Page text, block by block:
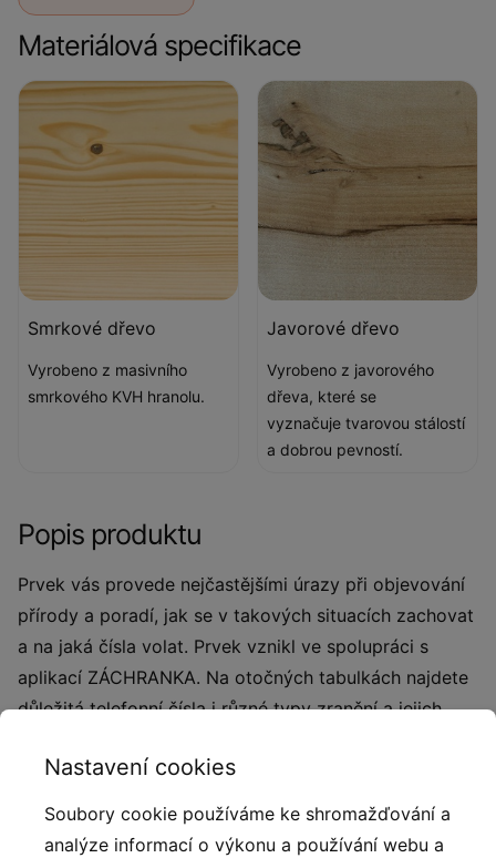
Materiálová specifikace
Smrkové dřevo
Vyrobeno z masivního
smrkového KVH hranolu.
Javorové dřevo
Vyrobeno z javorového
dřeva, které se
vyznačuje tvarovou stálostí
a dobrou pevností.
Popis produktu
Prvek vás provede nejčastějšími úrazy při objevování
přírody a poradí, jak se v takových situacích zachovat
a na jaká čísla volat. Prvek vznikl ve spolupráci s
aplikací ZÁCHRANKA. Na otočných tabulkách najdete
důležitá telefonní čísla i různé typy zranění a jejich
× 13 cm. Vyrobeno z masivního smrkového KVH
hranolu, voděodolné překližky a javorového dřeva.
Prvky jsou vyrobeny z ekologicky certifikovaného
Nastavení cookies
Soubory cookie používáme ke shromažďování a
analýze informací o výkonu a používání webu a